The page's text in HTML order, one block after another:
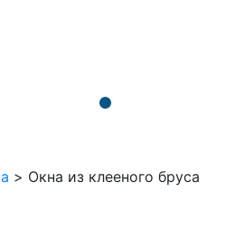
> Окна из клееного бруса